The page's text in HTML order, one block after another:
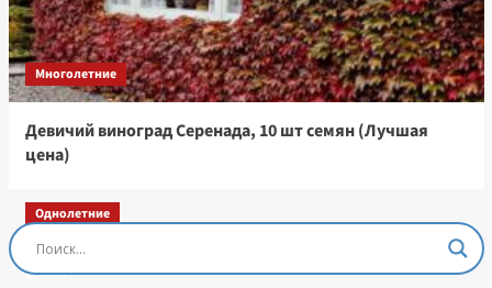
Многолетние
Девичий виноград Серенада, 10 шт семян (Лучшая
цена)
Однолетние
Остеоспермум Пэшн Роуз, 3 шт семян (Лучшая
цена)